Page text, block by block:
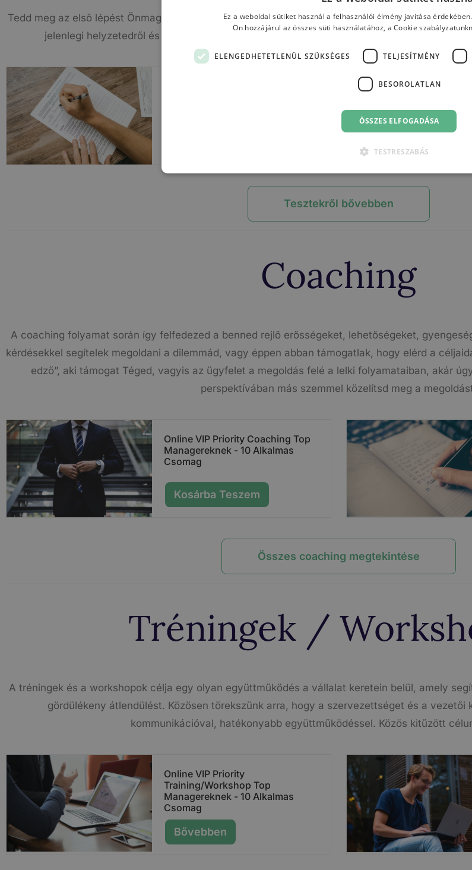
Tedd meg az első lépést Önmagad felé egy pszichológusok által akkreditált teszt kitöltésével!
jelenlegi helyzetedről és tisztán fogod látni erősségeidet, illetve azokra a területekre is
Tesztekről bővebben
Coaching
A coaching folyamat során így felfedezed a benned rejlő erősségeket, lehetőségeket,
kérdésekkel segítelek megoldani a dilemmád, vagy éppen abban támogatlak, hogy elérd a
edző”, aki támogat Téged, vagyis az ügyfelet a megoldás felé a lelki folyamataiban, akár
perspektívában más szemmel közelítsd meg a
Online VIP Priority Coaching Top
Managereknek - 10 Alkalmas
Csomag
Kosárba Teszem
Összes coaching megtekintése
Tréningek /
A tréningek és a workshopok célja egy olyan együttműködés a vállalat keretein belül, amely
gördülékeny átlendülést. Közösen törekszünk arra, hogy a szervezettséget és a vezetői
kommunikációval, hatékonyabb együttműködéssel. Közös kitűzött
Online VIP Priority
Training/workshop Top
Managereknek - 10 Alkalmas
Csomag
Bővebben
Ez a weboldal sütiket használ a felhasználói élmény javítása
Ön hozzájárul az összes süti használatához, a Cookie
ELENGEDHETETLENÜL SZÜKSÉGES TELJESÍTMÉNY
BESOROLATLAN
ÖSSZES ELFOGADÁSA
TESTRESZABÁS